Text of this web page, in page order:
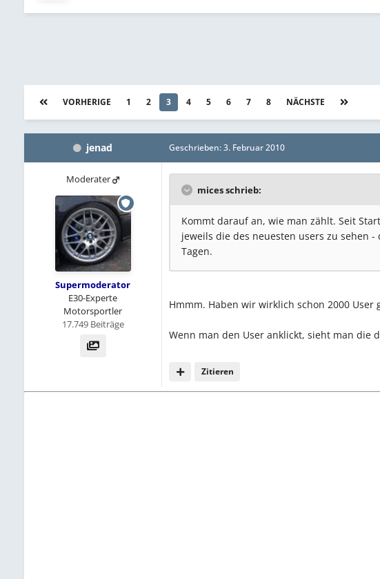
VORHERIGE 1 2 3 4 5 6 7 8 NÄCHSTE
jenad
Moderater
Supermoderator
E30-Experte
Motorsportler
17.749 Beiträge
Geschrieben:3. Februar 2010
mices schrieb:
Kommt darauf an, wie man zählt. Seit
jeweils die des neuesten users zu sehen
Tagen.
Hmmm. Haben wir wirklich schon 2000 User
Wenn man den User anklickt, sieht man die
Zitieren